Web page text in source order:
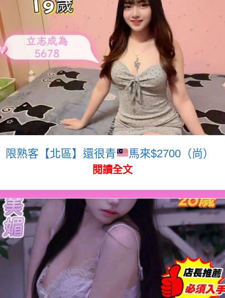
限熟客【北區】還很青 馬來$2700（尚）
閱讀全文